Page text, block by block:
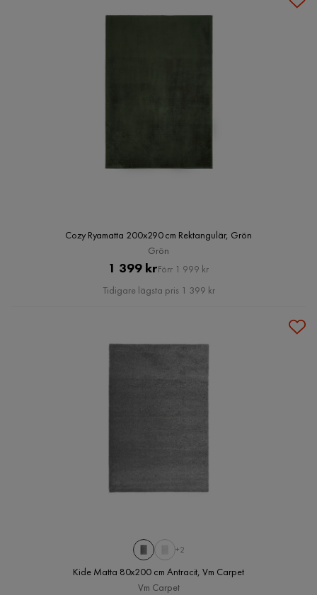
Cozy Ryamatta 200x290 cm Rektangulär, Grön
Grön
Pris
1 399 krOriginal
Pris
Förr 1 999 kr
Tidigare lägsta pris 1 399 kr
+2
Kide Matta 80x200 cm Antracit, Vm Carpet
Vm Carpet